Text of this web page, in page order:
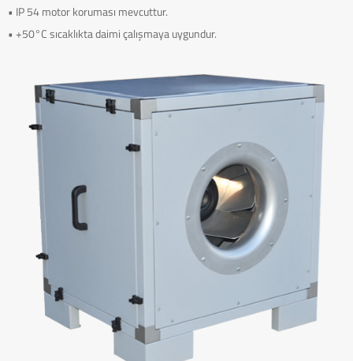
• IP 54 motor koruması mevcuttur.
• +50°C sıcaklıkta daimi çalışmaya uygundur.